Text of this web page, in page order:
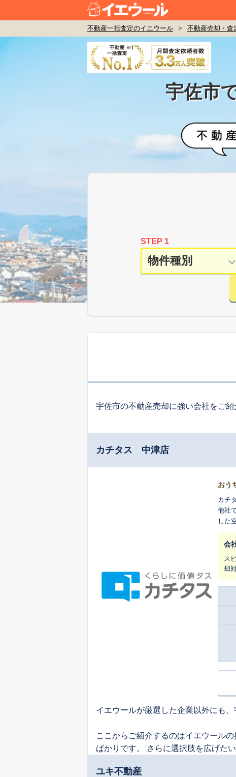
不動産一括査定のイエウール > 不動産売却・査
宇佐市
STEP 1
宇佐市の不動産売却に強い会社をご
カチタス 中津店
おう
カチ
他社
した
まれ
会
ス
却
イエウールが厳選した企業以外にも
ここからご紹介するのはイエウール
ばかりです。 さらに選択肢を広げた
ユキ不動産